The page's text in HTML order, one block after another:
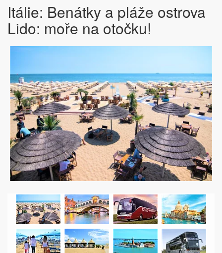
Itálie: Benátky a pláže ostrova
Lido: moře na otočku!